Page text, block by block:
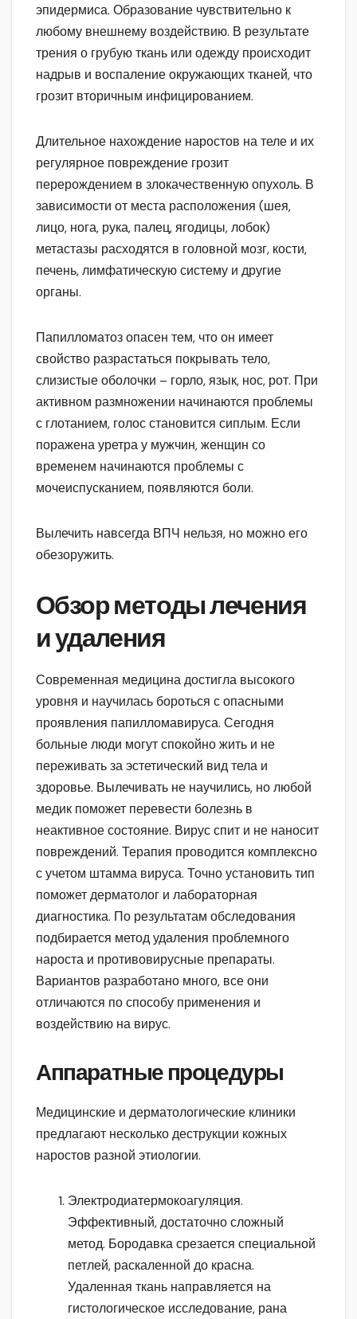
эпидермиса. Образование чувствительно к
любому внешнему воздействию. В результате
трения о грубую ткань или одежду происходит
надрыв и воспаление окружающих тканей, что
грозит вторичным инфицированием.
Длительное нахождение наростов на теле и их
регулярное повреждение грозит
перерождением в злокачественную опухоль. В
зависимости от места расположения (шея,
лицо, нога, рука, палец, ягодицы, лобок)
метастазы расходятся в головной мозг, кости,
печень, лимфатическую систему и другие
органы.
Папилломатоз опасен тем, что он имеет
свойство разрастаться покрывать тело,
слизистые оболочки – горло, язык, нос, рот. При
активном размножении начинаются проблемы
с глотанием, голос становится сиплым. Если
поражена уретра у мужчин, женщин со
временем начинаются проблемы с
мочеиспусканием, появляются боли.
Вылечить навсегда ВПЧ нельзя, но можно его
обезоружить.
Обзор методы лечения
и удаления
Современная медицина достигла высокого
уровня и научилась бороться с опасными
проявления папилломавируса. Сегодня
больные люди могут спокойно жить и не
переживать за эстетический вид тела и
здоровье. Вылечивать не научились, но любой
медик поможет перевести болезнь в
неактивное состояние. Вирус спит и не наносит
повреждений. Терапия проводится комплексно
с учетом штамма вируса. Точно установить тип
поможет дерматолог и лабораторная
диагностика. По результатам обследования
подбирается метод удаления проблемного
нароста и противовирусные препараты.
Вариантов разработано много, все они
отличаются по способу применения и
воздействию на вирус.
Аппаратные процедуры
Медицинские и дерматологические клиники
предлагают несколько деструкции кожных
наростов разной этиологии.
Электродиатермокоагуляция.
Эффективный, достаточно сложный
метод. Бородавка срезается специальной
петлей, раскаленной до красна.
Удаленная ткань направляется на
гистологическое исследование, рана